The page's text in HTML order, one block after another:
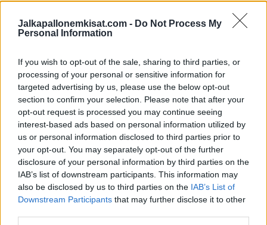
Jalkapallonemkisat.com - Do Not Process My
Personal Information
If you wish to opt-out of the sale, sharing to third parties, or
processing of your personal or sensitive information for
targeted advertising by us, please use the below opt-out
section to confirm your selection. Please note that after your
opt-out request is processed you may continue seeing
interest-based ads based on personal information utilized by
us or personal information disclosed to third parties prior to
your opt-out. You may separately opt-out of the further
disclosure of your personal information by third parties on the
IAB’s list of downstream participants. This information may
also be disclosed by us to third parties on the IAB’s List of
Downstream Participants that may further disclose it to other
https://twitter.com/dplus_sportSE/status/177477516696424
Mikäli video ei näy, voit katsoa senDiscovery+ Sportin